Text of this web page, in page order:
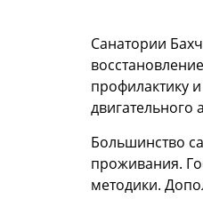
Санатории
профилактику
двигательного
Большинство
проживания.
методики.